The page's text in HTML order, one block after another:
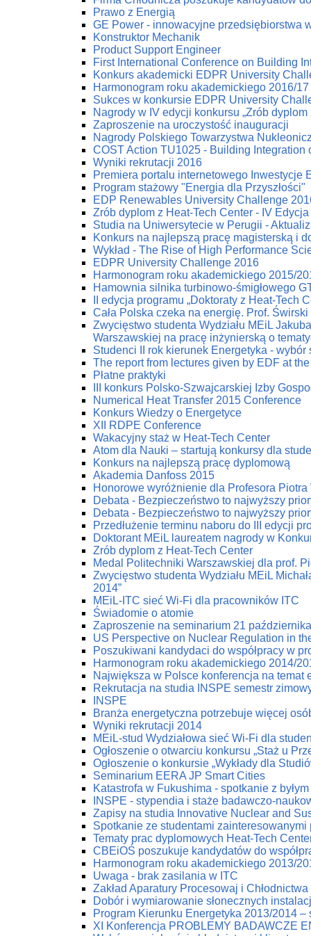
Prawo z Energią
GE Power - innowacyjne przedsiębiorstwa
Konstruktor Mechanik
Product Support Engineer
First International Conference on Building
Konkurs akademicki EDPR University
Harmonogram roku akademickiego 2016/17
Sukces w konkursie EDPR University
Nagrody w IV edycji konkursu „Zrób dyplom
Zaproszenie na uroczystość inauguracji
Nagrody Polskiego Towarzystwa
COST Action TU1025 - Building Integration
Wyniki rekrutacji 2016
Premiera portalu internetowego Inwestycje
Program stażowy "Energia dla Przyszłości"
EDP Renewables University Challenge
Zrób dyplom z Heat-Tech Center - IV
Studia na Uniwersytecie w Perugii -
Konkurs na najlepszą pracę magisterską i
Wykład - The Rise of High Performance
EDPR University Challenge 2016
Harmonogram roku akademickiego 2015/
Hamownia silnika turbinowo-śmigłowego
II edycja programu „Doktoraty z Heat-Tech
Cała Polska czeka na energię. Prof. Świrski
Zwycięstwo studenta Wydziału MEiL
Warszawskiej na pracę inżynierską o
Studenci II rok kierunek Energetyka - wybór
The report from lectures given by EDF at
Płatne praktyki
III konkurs Polsko-Szwajcarskiej Izby
Numerical Heat Transfer 2015 Conference
Konkurs Wiedzy o Energetyce
XII RDPE Conference
Wakacyjny staż w Heat-Tech Center
Atom dla Nauki – startują konkursy dla
Konkurs na najlepszą pracę dyplomową
Akademia Danfoss 2015
Honorowe wyróżnienie dla Profesora
Debata - Bezpieczeństwo to najwyższy
Debata - Bezpieczeństwo to najwyższy
Przedłużenie terminu naboru do III edycji
Doktorant MEiL laureatem nagrody w
Zrób dyplom z Heat-Tech Center
Medal Politechniki Warszawskiej dla prof.
Zwycięstwo studenta Wydziału MEiL
2014”
MEiL-ITC sieć Wi-Fi dla pracowników ITC
Świadomie o atomie
Zaproszenie na seminarium 21 października
US Perspective on Nuclear Regulation in
Poszukiwani kandydaci do współpracy w
Harmonogram roku akademickiego 2014/
Największa w Polsce konferencja na temat
Rekrutacja na studia INSPE semestr
INSPE
Branża energetyczna potrzebuje więcej
Wyniki rekrutacji 2014
MEiL-stud Wydziałowa sieć Wi-Fi dla
Ogłoszenie o otwarciu konkursu „Staż u
Ogłoszenie o konkursie „Wykłady dla
Seminarium EERA JP Smart Cities
Katastrofa w Fukushima - spotkanie z
INSPE - stypendia i staże badawczo-
Zapisy na studia Innovative Nuclear and
Spotkanie ze studentami
Tematy prac dyplomowych Heat-Tech
CBEiOŚ poszukuje kandydatów do
Harmonogram roku akademickiego 2013/
Uwaga - brak zasilania w ITC
Zakład Aparatury Procesowaj i
Dobór i wymiarowanie słonecznych
Program Kierunku Energetyka 2013/2014
XI Konferencja PROBLEMY BADAWCZE